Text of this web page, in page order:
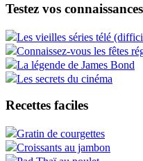
Testez vos
Les vieilles séries télé
Connaissez-vous les fêtes
La légende de James Bond
Les secrets du cinéma
Recettes faciles
Gratin de courgettes
Croissants au jambon